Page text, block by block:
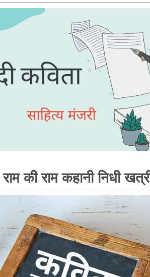
राम की राम कहानी निधी